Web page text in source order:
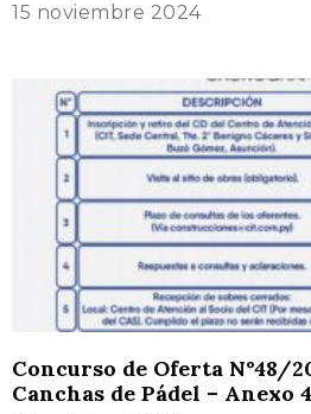
15 noviembre 2024
Concurso de Oferta N°48/
Canchas de Pádel – Anexo